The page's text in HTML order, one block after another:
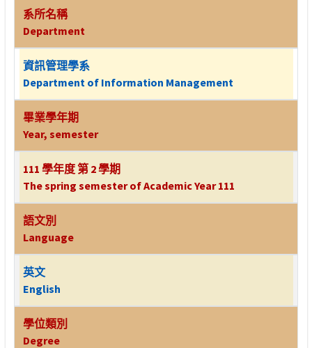
系所名稱
Department
資訊管理學系
Department of Information Management
畢業學年期
Year, semester
111 學年度 第 2 學期
The spring semester of Academic Year 111
語文別
Language
英文
English
學位類別
Degree